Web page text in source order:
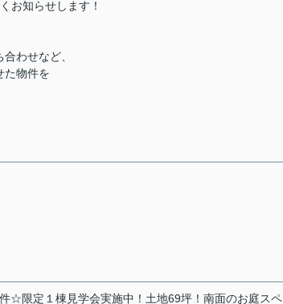
お知らせします！
わせなど、
た物件を
☆限定１棟見学会実施中！土地69坪！南面のお庭スペ